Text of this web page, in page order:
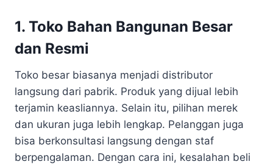
1. Toko Bahan Bangunan Besar
dan Resmi
Toko besar biasanya menjadi distributor
langsung dari pabrik. Produk yang dijual lebih
terjamin keasliannya. Selain itu, pilihan merek
dan ukuran juga lebih lengkap. Pelanggan juga
bisa berkonsultasi langsung dengan staf
berpengalaman. Dengan cara ini, kesalahan beli